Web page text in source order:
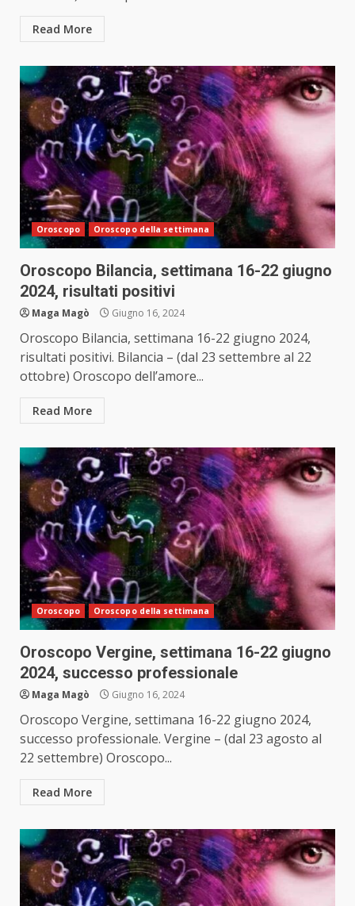
Read More
Oroscopo Oroscopo della settimana
Oroscopo Bilancia, settimana 16-22 giugno
2024, risultati positivi
Maga Magò Giugno 16, 2024
Oroscopo Bilancia, settimana 16-22 giugno 2024,
risultati positivi. Bilancia – (dal 23 settembre al 22
ottobre) Oroscopo dell’amore...
Read More
Oroscopo Oroscopo della settimana
Oroscopo Vergine, settimana 16-22 giugno
2024, successo professionale
Maga Magò Giugno 16, 2024
Oroscopo Vergine, settimana 16-22 giugno 2024,
successo professionale. Vergine – (dal 23 agosto al
22 settembre) Oroscopo...
Read More